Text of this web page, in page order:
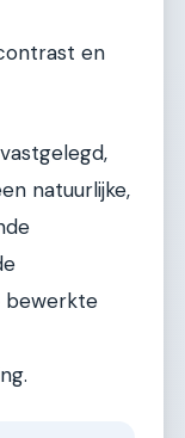
en
natuurlijke,
bewerkte